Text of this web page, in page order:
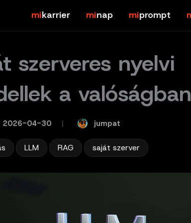
karrier nap prompt
szerveres nyelvi
a valóságban
2026-04-30 jumpat
LLM RAG saját szerver